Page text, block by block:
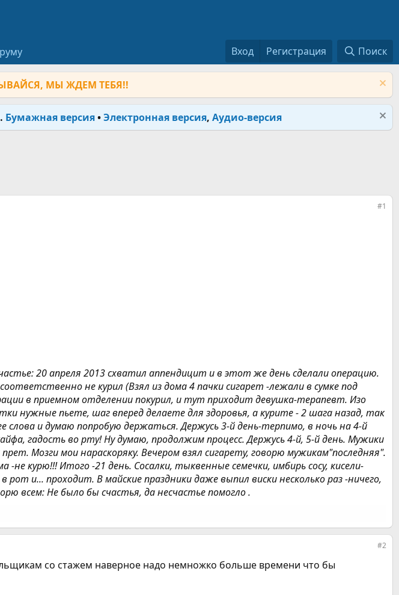
Вход Регистрация Поиск
МЫ ЖДЕМ ТЕБЯ!!
Бумажная версия•Электронная версия, Аудио-версия
#1
20 апреля 2013 схватил аппендицит и в этот же день сделали операцию.
не курил (Взял из дома 4 пачки сигарет -лежали в сумке под
в приемном отделении покурил, и тут приходит девушка-терапевт. Изо
нужные пьете, шаг вперед делаете для здоровья, а курите - 2 шага назад, так
и думаю попробую держаться. Держусь 3-й день-терпимо, в ночь на 4-й
гадость во рту! Ну думаю, продолжим процесс. Держусь 4-й, 5-й день. Мужики
Мозги мои нараскоряку. Вечером взял сигарету, говорю мужикам"последняя".
не курю!!! Итого -21 день. Сосалки, тыквенные семечки, имбирь сосу, кисели-
и... проходит. В майские праздники даже выпил виски несколько раз -ничего,
всем: Не было бы счастья, да несчастье помогло .
#2
со стажем наверное надо немножко больше времени что бы